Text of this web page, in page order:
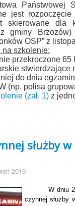
jest rozpoczęcie
skierowane dla
gminy
OSP” z
na szkolenie:
przekroczone 65
stwierdzające
do dnia
(np. polisa
(zał. 1) z
służby
2019
W dniu
czynnej służby